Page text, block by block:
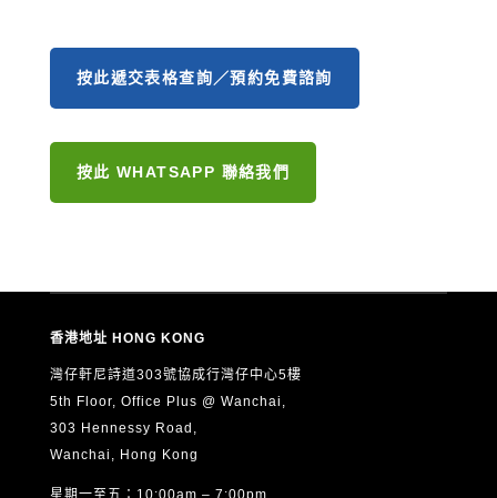
按此遞交表格查詢／預約免費諮詢
按此 WHATSAPP 聯絡我們
香港地址 HONG KONG
灣仔軒尼詩道303號協成行灣仔中心5樓
5th Floor, Office Plus @ Wanchai,
303 Hennessy Road,
Wanchai, Hong Kong
星期一至五：10:00am – 7:00pm